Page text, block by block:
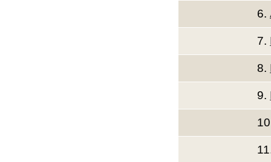
6.
7.
8.
9.